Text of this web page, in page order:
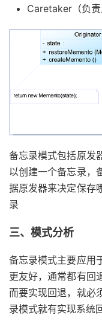
Caretaker（负责
备忘录模式包括原发
以创建一个备忘录，
据原发器来决定保存
录
三、模式分析
备忘录模式主要应用
更友好，通常都有回
而要实现回退，就必
录模式就有实现系统